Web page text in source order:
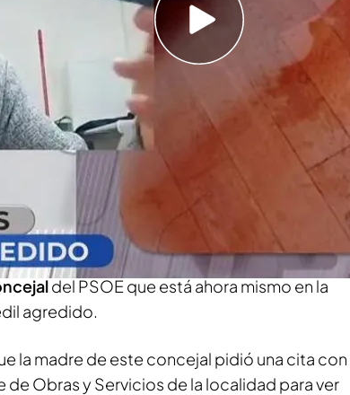
y orines humanos" en el despacho del
en Almería
y orines el mobiliario del despacho
Almería. Para conocer los motivos de este
Álvaro Ramos.
del PSOE que está ahora mismo en la
agredido.
la madre de este concejal pidió una cita con
de Obras y Servicios de la localidad para ver